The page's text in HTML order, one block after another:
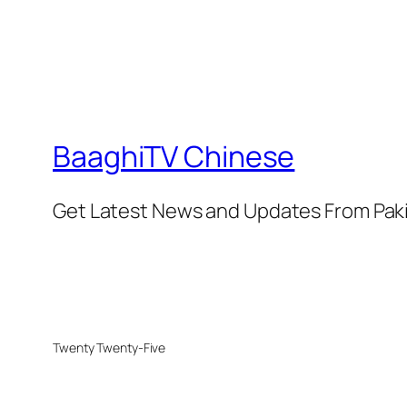
BaaghiTV Chinese
Get Latest News and Updates From
Twenty Twenty-Five